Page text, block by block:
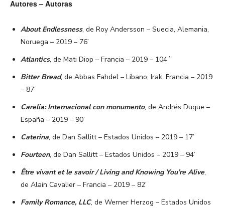
Autores – Autoras
About Endlessness, de Roy Andersson – Suecia, Alemania,
Noruega – 2019 – 76’
Atlantics, de Mati Diop – Francia – 2019 – 104´
Bitter Bread, de Abbas Fahdel – Líbano, Irak, Francia – 2019
– 87’
Carelia: Internacional con monumento, de Andrés Duque –
España – 2019 – 90’
Caterina, de Dan Sallitt – Estados Unidos – 2019 – 17’
Fourteen, de Dan Sallitt – Estados Unidos – 2019 – 94’
Être vivant et le savoir / Living and Knowing You’re Alive,
de Alain Cavalier – Francia – 2019 – 82’
Family Romance, LLC, de Werner Herzog – Estados Unidos